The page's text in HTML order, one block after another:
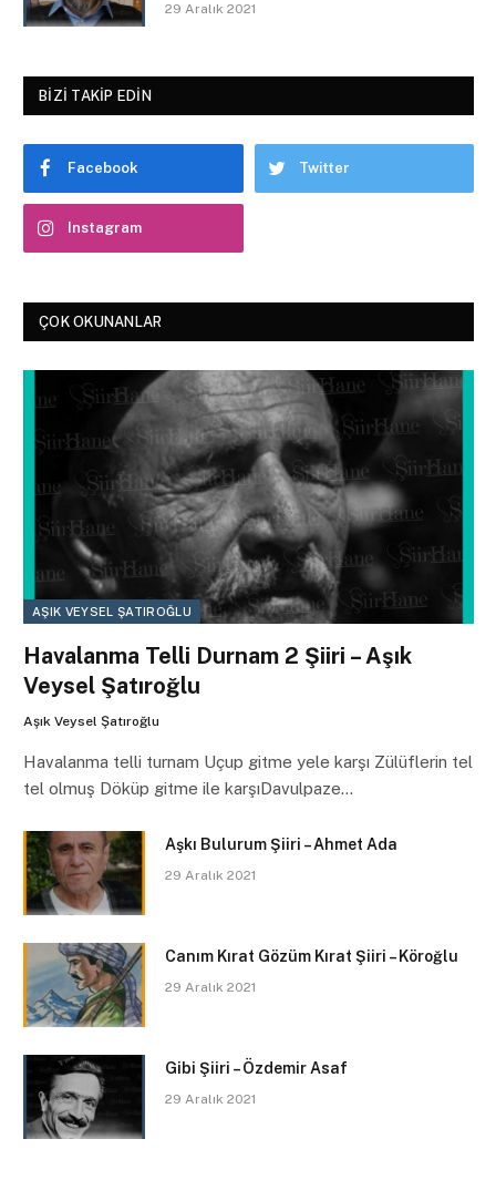
29 Aralık 2021
BIZI TAKIP EDIN
Facebook Twitter
Instagram
ÇOK OKUNANLAR
AŞIK VEYSEL ŞATIROĞLU
Havalanma Telli Durnam 2 Şiiri – Aşık
Veysel Şatıroğlu
Aşık Veysel Şatıroğlu
Havalanma telli turnam Uçup gitme yele karşı Zülüflerin tel
tel olmuş Döküp gitme ile karşıDavulpaze…
Aşkı Bulurum Şiiri – Ahmet Ada
29 Aralık 2021
Canım Kırat Gözüm Kırat Şiiri – Köroğlu
29 Aralık 2021
Gibi Şiiri – Özdemir Asaf
29 Aralık 2021